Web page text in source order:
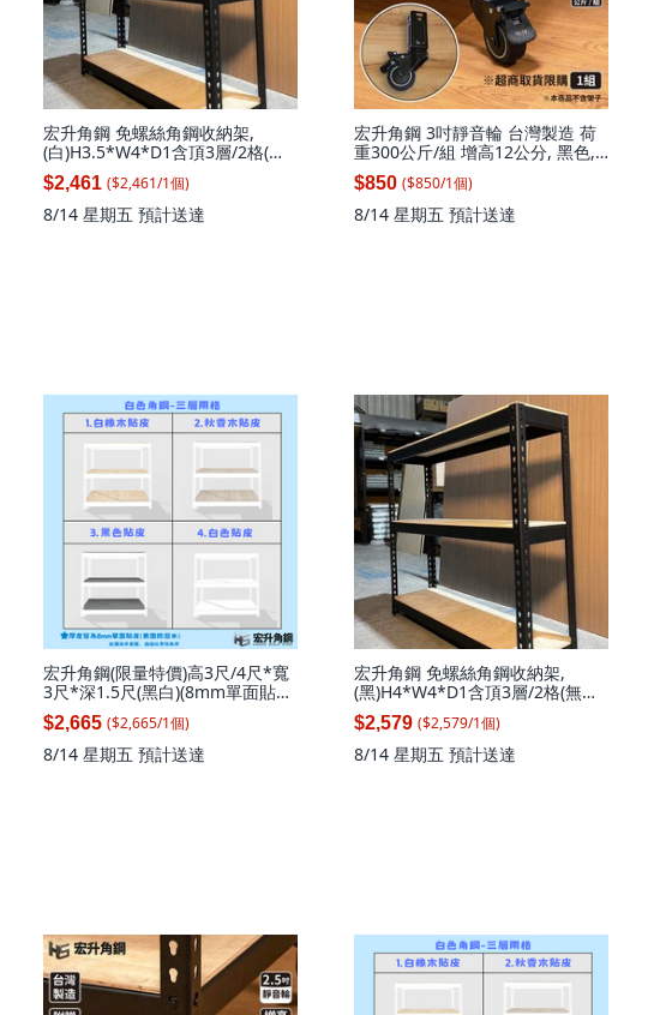
宏升角鋼 免螺絲角鋼收納架,
(白)H3.5*W4*D1含頂3層/2格(無
補強), 1套
$2,461 ($2,461/1個)
8/14 星期五 預計送達
宏升角鋼 3吋靜音輪 台灣製造 荷
重300公斤/組 增高12公分, 黑色,
1
$850 ($850/1個)
8/14 星期五 預計送達
宏升角鋼(限量特價)高3尺/4尺*寬
3尺*深1.5尺(黑白)(8mm單面貼皮
板)火速到貨免螺絲角鋼收納架, 秋
香板(白色)高91寬92.4*深47.1(3
層)(無補強), 1套
$2,665 ($2,665/1個)
8/14 星期五 預計送達
宏升角鋼 免螺絲角鋼收納架,
(黑)H4*W4*D1含頂3層/2格(無補
強), 1套
$2,579 ($2,579/1個)
8/14 星期五 預計送達